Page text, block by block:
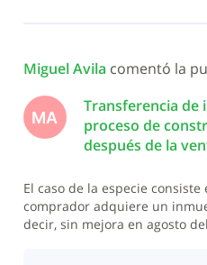
Miguel Avila comentó la
MA
Transferencia de
proceso de
después de la
El caso de la especie
comprador adquiere un
decir, sin mejora en agosto